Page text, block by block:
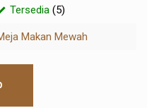
Tersedia (5)
Makan Mewah